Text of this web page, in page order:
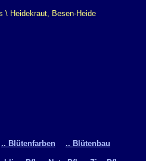
\ Heidekraut, Besen-Heide
.. Blütenfarben .. Blütenbau